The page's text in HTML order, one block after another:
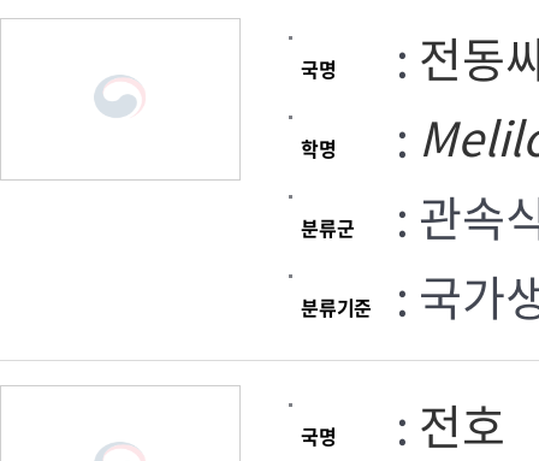
국명 : 전동
학명 :
분류군 : 관속
분류기준 : 국가
국명 : 전호